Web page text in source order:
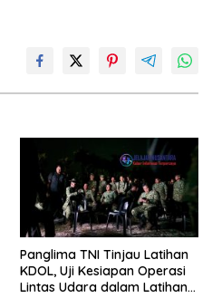
Panglima TNI Tinjau Latihan
KDOL, Uji Kesiapan Operasi
Lintas Udara dalam Latihan